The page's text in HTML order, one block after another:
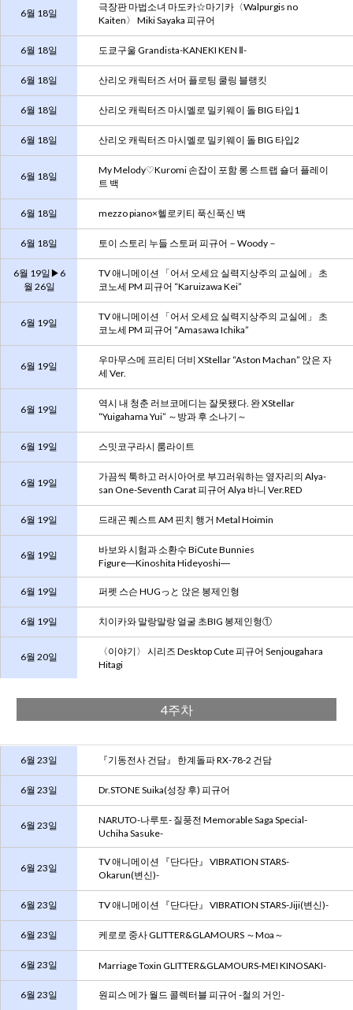
6월 18일
극장판 마법소녀 마도카☆마기카〈Walpurgis no
Kaiten〉 Miki Sayaka 피규어
6월 18일 도쿄구울 Grandista-KANEKI KEN Ⅱ-
6월 18일 산리오 캐릭터즈 서머 플로팅 쿨링 블랭킷
6월 18일 산리오 캐릭터즈 마시멜로 밀키웨이 돌 BIG 타입1
6월 18일 산리오 캐릭터즈 마시멜로 밀키웨이 돌 BIG 타입2
6월 18일
My Melody♡Kuromi 손잡이 포함 롱 스트랩 숄더 플레이
트 백
6월 18일 mezzo piano×헬로키티 푹신푹신 백
6월 18일 토이 스토리 누들 스토퍼 피규어－Woody－
6월 19일▶6
월 26일
TV 애니메이션 「어서 오세요 실력지상주의 교실에」 초
코노세 PM 피규어 “Karuizawa Kei”
6월 19일
TV 애니메이션 「어서 오세요 실력지상주의 교실에」 초
코노세 PM 피규어 “Amasawa Ichika”
6월 19일
우마무스메 프리티 더비 XStellar “Aston Machan” 앉은 자
세 Ver.
6월 19일
역시 내 청춘 러브코메디는 잘못됐다. 완 XStellar
“Yuigahama Yui” ～방과 후 소나기～
6월 19일 스밋코구라시 룸라이트
6월 19일
가끔씩 툭하고 러시아어로 부끄러워하는 옆자리의 Alya-
san One-Seventh Carat 피규어 Alya 바니 Ver.RED
6월 19일 드래곤 퀘스트 AM 핀치 행거 Metal Hoimin
6월 19일
바보와 시험과 소환수 BiCute Bunnies
Figure―Kinoshita Hideyoshi―
6월 19일 퍼펫 스슨 HUGっと 앉은 봉제인형
6월 19일 치이카와 말랑말랑 얼굴 초BIG 봉제인형①
6월 20일
〈이야기〉 시리즈 Desktop Cute 피규어 Senjougahara
Hitagi
4주차
6월 23일 『기동전사 건담』 한계돌파 RX-78-2 건담
6월 23일 Dr.STONE Suika(성장 후) 피규어
6월 23일
NARUTO-나루토- 질풍전 Memorable Saga Special-
Uchiha Sasuke-
6월 23일
TV 애니메이션 『단다단』 VIBRATION STARS-
Okarun(변신)-
6월 23일 TV 애니메이션 『단다단』 VIBRATION STARS-Jiji(변신)-
6월 23일 케로로 중사 GLITTER&GLAMOURS ～Moa～
6월 23일 Marriage Toxin GLITTER&GLAMOURS-MEI KINOSAKI-
6월 23일 원피스 메가 월드 콜렉터블 피규어 -철의 거인-